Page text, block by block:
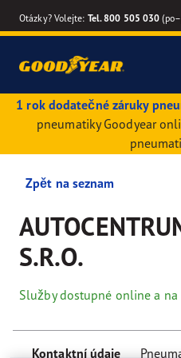
Otázky? Volejte: Tel. 800 505 030
1 rok dodatečné záruky
pneumatiky Goodyear
Zpět na seznam
S.R.O.
Služby dostupné online a
Kontaktní údaje